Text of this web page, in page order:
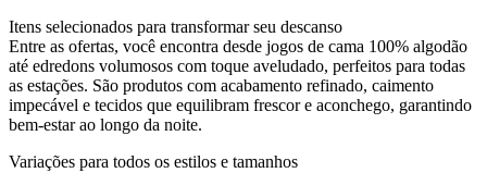
Itens selecionados para transformar seu descanso
Entre as ofertas, você encontra desde jogos de cama 100% algodão
até edredons volumosos com toque aveludado, perfeitos para todas
as estações. São produtos com acabamento refinado, caimento
impecável e tecidos que equilibram frescor e aconchego, garantindo
bem-estar ao longo da noite.
Variações para todos os estilos e tamanhos